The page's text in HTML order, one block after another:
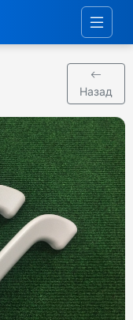
Назад